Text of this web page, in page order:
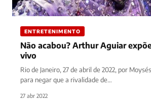
ENTRETENIMENTO
Não acabou? Arthur Aguiar
vivo
Rio de Janeiro, 27 de abril de 2022, por
para negar que a rivalidade de…
27 abr 2022